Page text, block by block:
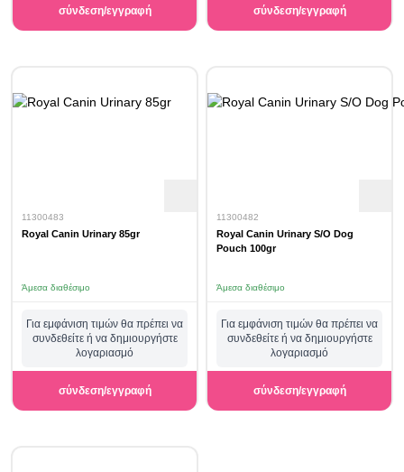
σύνδεση/εγγραφή σύνδεση/εγγραφή
11300483
Royal Canin Urinary 85gr
Άμεσα διαθέσιμο
Για εμφάνιση τιμών θα πρέπει να
συνδεθείτε ή να δημιουργήστε
λογαριασμό
σύνδεση/εγγραφή
11300482
Royal Canin Urinary S/O Dog
Pouch 100gr
Άμεσα διαθέσιμο
Για εμφάνιση τιμών θα πρέπει να
συνδεθείτε ή να δημιουργήστε
λογαριασμό
σύνδεση/εγγραφή